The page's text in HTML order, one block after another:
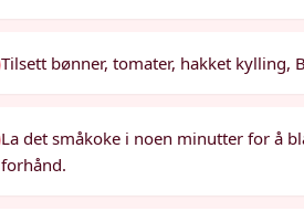
Tilsett bønner, tomater, hakket kylling,
La det småkoke i noen minutter for å
forhånd.